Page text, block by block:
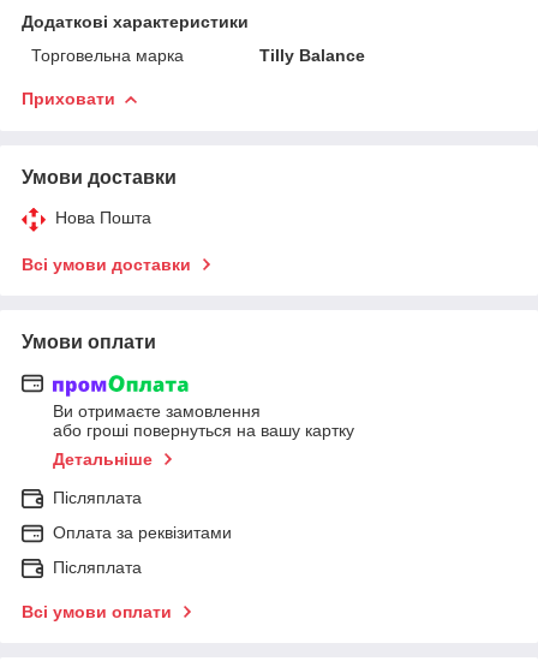
Додаткові характеристики
Торговельна марка
Tilly Balance
Приховати
Умови доставки
Нова Пошта
Всі умови доставки
Умови оплати
Ви отримаєте замовлення
або гроші повернуться на вашу картку
Детальніше
Післяплата
Оплата за реквізитами
Післяплата
Всі умови оплати